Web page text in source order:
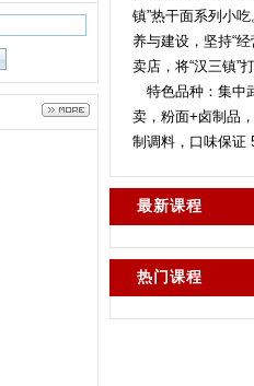
镇”热干面系列小
养与建设，坚持“
卖店，将“汉三镇”
特色品种：集中
卖，粉面+卤制品
制调料，口味保证
最新课程
热门课程